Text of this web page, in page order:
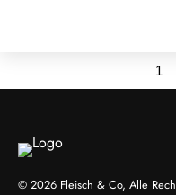
1
© 2026 Fleisch & Co, Alle